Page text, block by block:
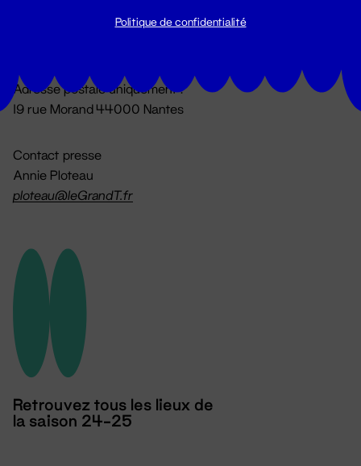
Du lundi au vendredi 14h → 18h
Adresse postale uniquement :
19 rue Morand 44000 Nantes
Contact presse
Annie Ploteau
ploteau@leGrandT.fr
Retrouvez tous les lieux de
la saison 24-25
Politique de confidentialité